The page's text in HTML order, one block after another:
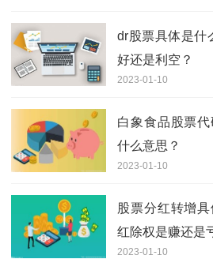
dr股票具体是什
好还是利空？
2023-01-10
白象食品股票
什么意思？
2023-01-10
股票分红转增
红除权是赚还是
2023-01-10